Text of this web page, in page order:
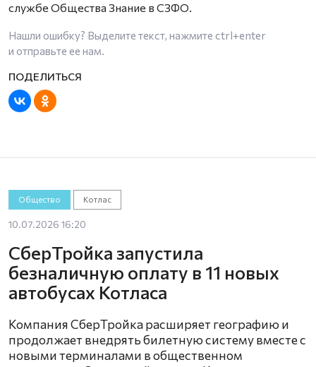
службе Общества Знание в СЗФО.
Нашли ошибку? Выделите текст, нажмите ctrl+enter
и отправьте ее нам.
Общество Котлас
10.07.2026 16:20
СберТройка запустила
безналичную оплату в 11 новых
автобусах Котласа
Компания СберТройка расширяет географию и
продолжает внедрять билетную систему вместе с
новыми терминалами в общественном